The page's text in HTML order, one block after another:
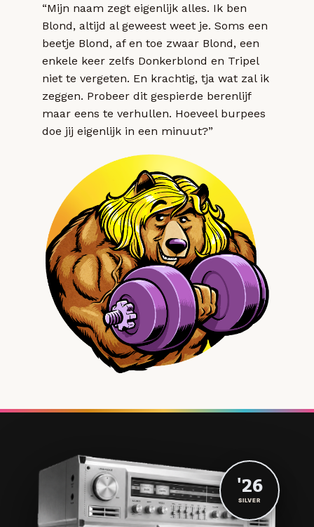
“Mijn naam zegt eigenlijk alles. Ik ben
Blond, altijd al geweest weet je. Soms een
beetje Blond, af en toe zwaar Blond, een
enkele keer zelfs Donkerblond en Tripel
niet te vergeten. En krachtig, tja wat zal ik
zeggen. Probeer dit gespierde berenlijf
maar eens te verhullen. Hoeveel burpees
doe jij eigenlijk in een minuut?”
'26
SILVER